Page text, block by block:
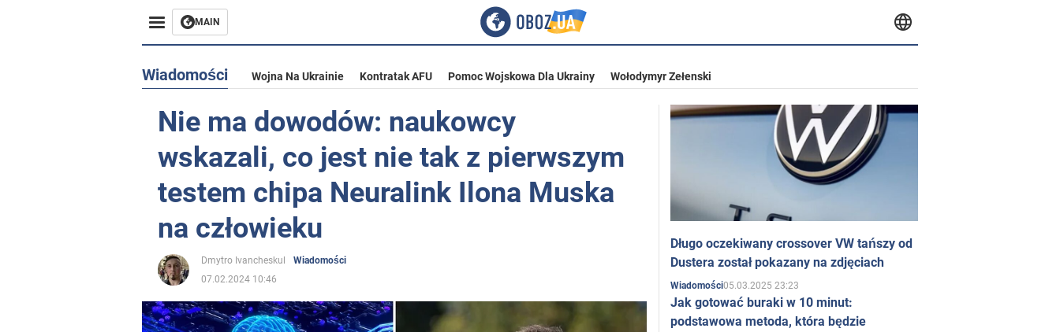
MAIN
Wiadomości Wojna Na Ukrainie Kontratak AFU Pomoc Wojskowa Dla Ukrainy Wołodymyr Zełenski
Nie ma dowodów: naukowcy
wskazali, co jest nie tak z pierwszym
testem chipa Neuralink Ilona Muska
na człowieku
Dmytro Ivancheskul
Wiadomości
07.02.2024 10:46
Długo oczekiwany crossover VW tańszy od
Dustera został pokazany na zdjęciach
Wiadomości05.03.2025 23:23
Jak gotować buraki w 10 minut:
podstawowa metoda, która będzie